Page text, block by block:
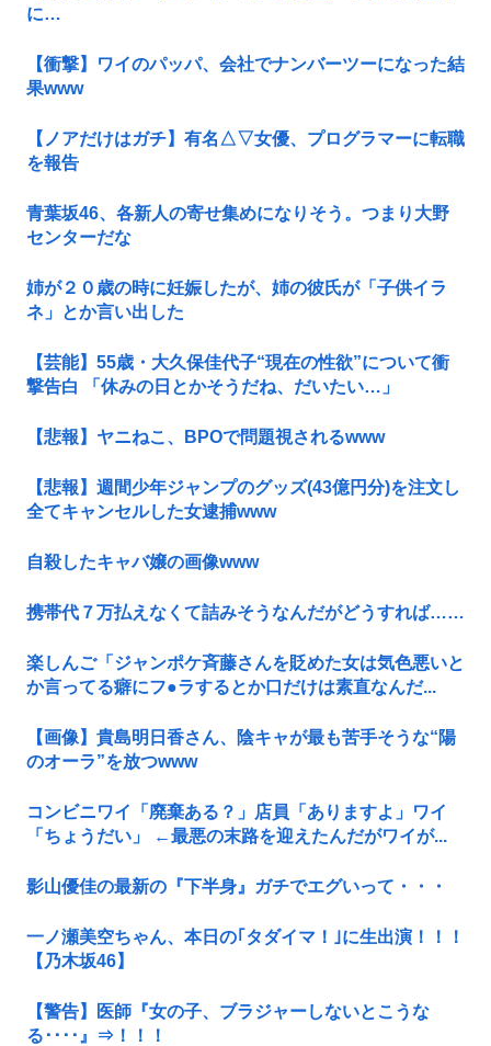
に…
【衝撃】ワイのパッパ、会社でナンバーツーになった結
果www
【ノアだけはガチ】有名△▽女優、プログラマーに転職
を報告
青葉坂46、各新人の寄せ集めになりそう。つまり大野
センターだな
姉が２０歳の時に妊娠したが、姉の彼氏が「子供イラ
ネ」とか言い出した
【芸能】55歳・大久保佳代子“現在の性欲”について衝
撃告白 「休みの日とかそうだね、だいたい…」
【悲報】ヤニねこ、BPOで問題視されるwww
【悲報】週間少年ジャンプのグッズ(43億円分)を注文し
全てキャンセルした女逮捕www
自殺したキャバ嬢の画像www
携帯代７万払えなくて詰みそうなんだがどうすれば……
楽しんご「ジャンポケ斉藤さんを貶めた女は気色悪いと
か言ってる癖にフ●ラするとか口だけは素直なんだ...
【画像】貴島明日香さん、陰キャが最も苦手そうな“陽
のオーラ”を放つwww
コンビニワイ「廃棄ある？」店員「ありますよ」ワイ
「ちょうだい」 ←最悪の末路を迎えたんだがワイが...
影山優佳の最新の『下半身』ガチでエグいって・・・
一ノ瀬美空ちゃん、本日の｢タダイマ！｣に生出演！！！
【乃木坂46】
【警告】医師『女の子、ブラジャーしないとこうな
る････』⇒！！！